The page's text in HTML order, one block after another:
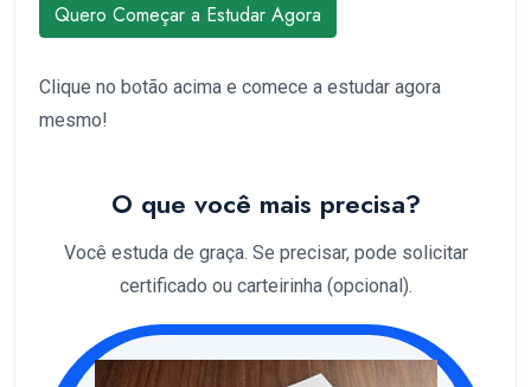
Quero Começar a Estudar Agora
Clique no botão acima e comece a estudar agora
mesmo!
O que você mais precisa?
Você estuda de graça. Se precisar, pode solicitar
certificado ou carteirinha (opcional).